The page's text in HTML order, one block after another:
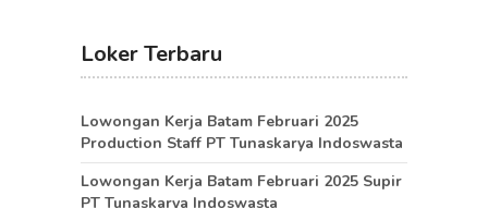
Loker Terbaru
Lowongan Kerja Batam Februari 2025
Production Staff PT Tunaskarya Indoswasta
Lowongan Kerja Batam Februari 2025 Supir
PT Tunaskarya Indoswasta